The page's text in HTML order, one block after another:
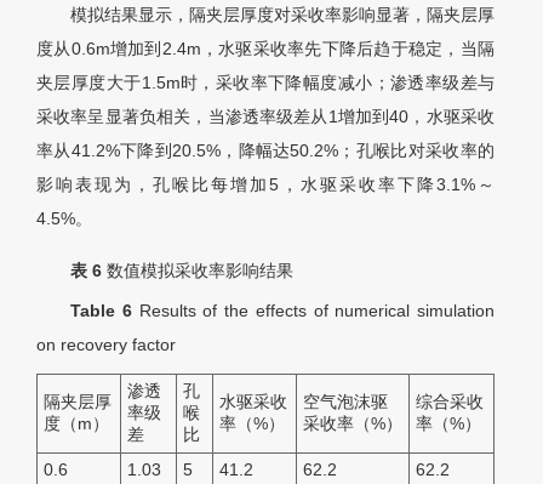
模拟结果显示，隔夹层厚度对采收率影响显著，隔夹层厚
度从0.6m增加到2.4m，水驱采收率先下降后趋于稳定，当隔
夹层厚度大于1.5m时，采收率下降幅度减小；渗透率级差与
采收率呈显著负相关，当渗透率级差从1增加到40，水驱采收
率从41.2%下降到20.5%，降幅达50.2%；孔喉比对采收率的
影响表现为，孔喉比每增加5，水驱采收率下降3.1%～
4.5%。
表 6 数值模拟采收率影响结果
Table 6 Results of the effects of numerical simulation
on recovery factor
隔夹层厚
度（m）
渗透
率级
差
孔
喉
比
水驱采收
率（%）
空气泡沫驱
采收率（%）
综合采收
率（%）
0.6 1.03 5 41.2 62.2
62.2